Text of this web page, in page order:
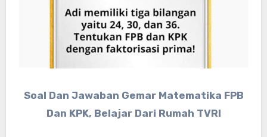
Soal Dan Jawaban Gemar Matematika FPB
Dan KPK, Belajar Dari Rumah TVRI